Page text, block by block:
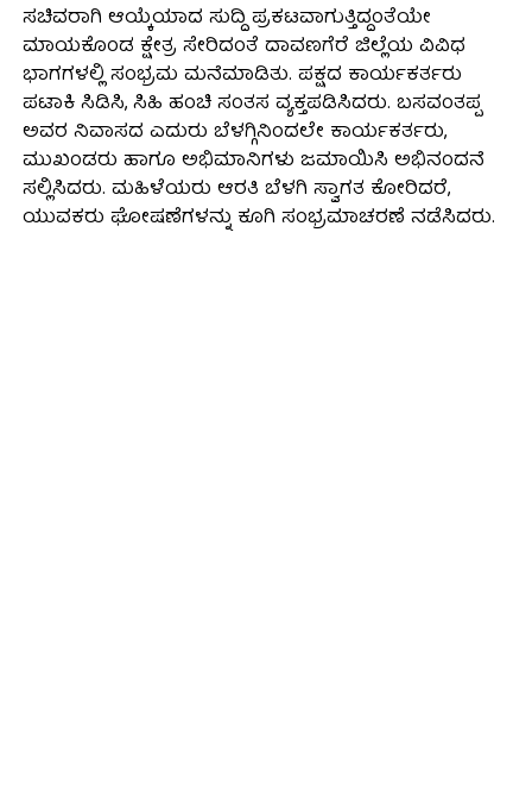
ಸಚಿವರಾಗಿ ಆಯ್ಕೆಯಾದ ಸುದ್ದಿ ಪ್ರಕಟವಾಗುತ್ತಿದ್ದಂತೆಯೇ
ಮಾಯಕೊಂಡ ಕ್ಷೇತ್ರ ಸೇರಿದಂತೆ ದಾವಣಗೆರೆ ಜಿಲ್ಲೆಯ ವಿವಿಧ
ಭಾಗಗಳಲ್ಲಿ ಸಂಭ್ರಮ ಮನೆಮಾಡಿತು. ಪಕ್ಷದ ಕಾರ್ಯಕರ್ತರು
ಪಟಾಕಿ ಸಿಡಿಸಿ, ಸಿಹಿ ಹಂಚಿ ಸಂತಸ ವ್ಯಕ್ತಪಡಿಸಿದರು. ಬಸವಂತಪ್ಪ
ಅವರ ನಿವಾಸದ ಎದುರು ಬೆಳಗ್ಗಿನಿಂದಲೇ ಕಾರ್ಯಕರ್ತರು,
ಮುಖಂಡರು ಹಾಗೂ ಅಭಿಮಾನಿಗಳು ಜಮಾಯಿಸಿ ಅಭಿನಂದನೆ
ಸಲ್ಲಿಸಿದರು. ಮಹಿಳೆಯರು ಆರತಿ ಬೆಳಗಿ ಸ್ವಾಗತ ಕೋರಿದರೆ,
ಯುವಕರು ಘೋಷಣೆಗಳನ್ನು ಕೂಗಿ ಸಂಭ್ರಮಾಚರಣೆ ನಡೆಸಿದರು.